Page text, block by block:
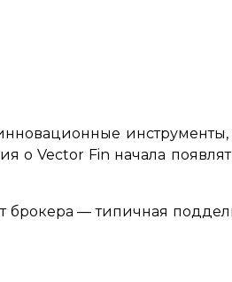
инструменты,
о Vector Fin начала
брокера — типичная